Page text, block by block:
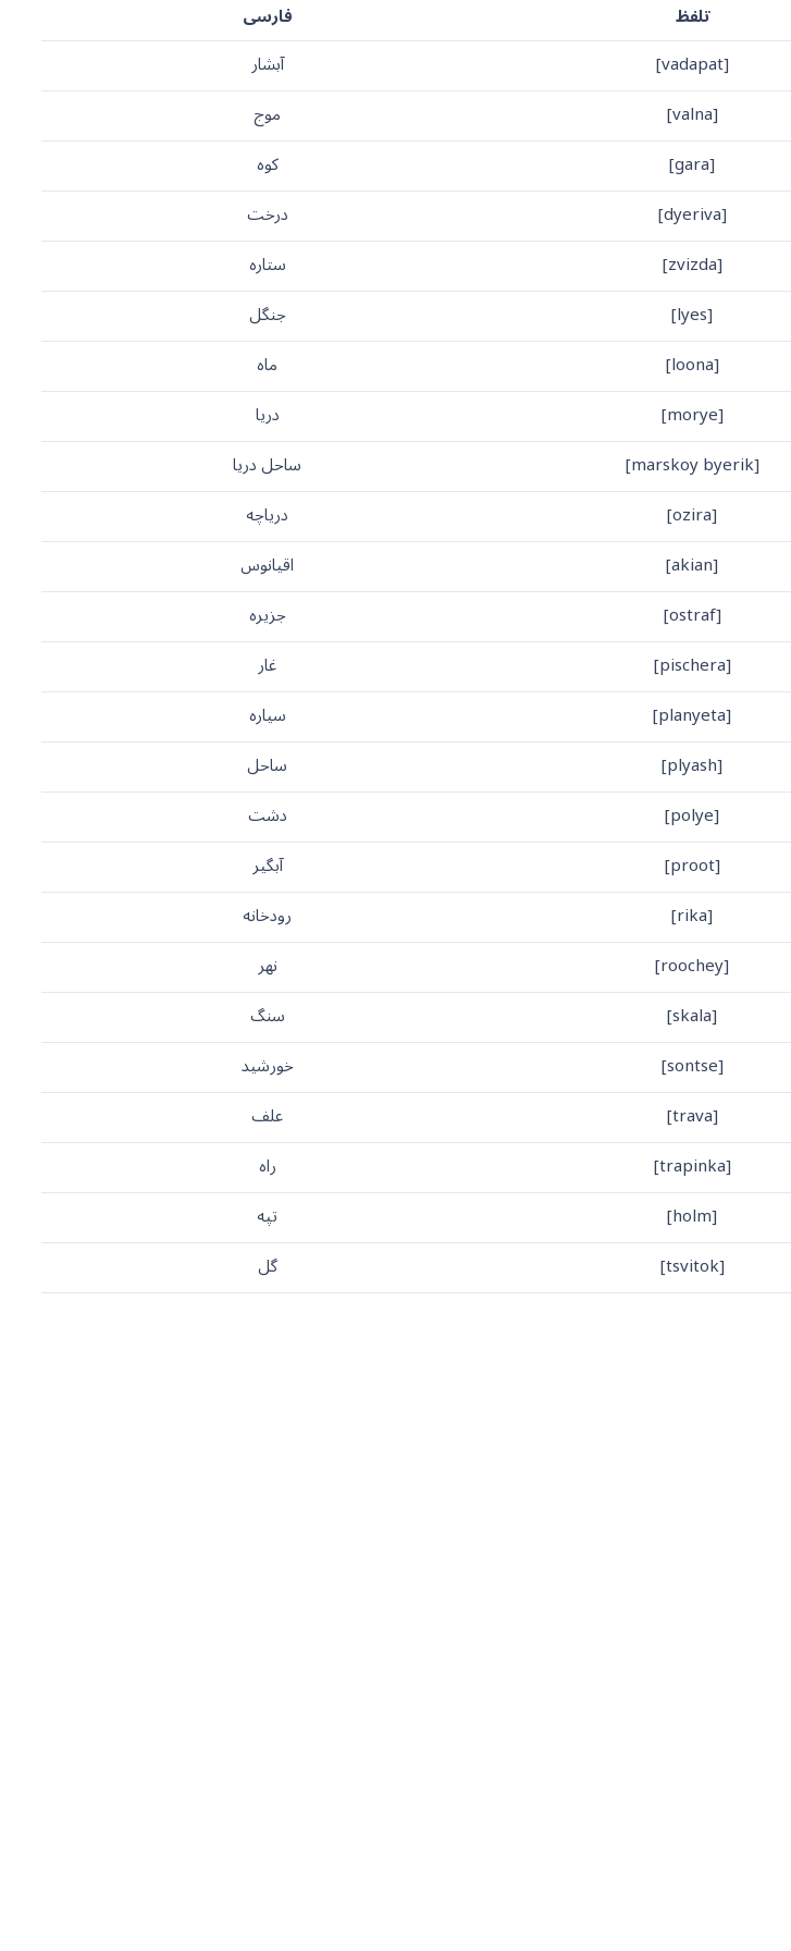
تلفظ
فارسی
[vadapat]
آبشار
[valna]
موج
[gara]
کوه
[dyeriva]
درخت
[zvizda]
ستاره
[lyes]
جنگل
[loona]
ماه
[morye]
دریا
[marskoy byerik]
ساحل دریا
[ozira]
دریاچه
[akian]
اقیانوس
[ostraf]
جزیره
[pischera]
غار
[planyeta]
سیاره
[plyash]
ساحل
[polye]
دشت
[proot]
آبگیر
[rika]
رودخانه
[roochey]
نهر
[skala]
سنگ
[sontse]
خورشید
[trava]
علف
[trapinka]
راه
[holm]
تپه
[tsvitok] گل